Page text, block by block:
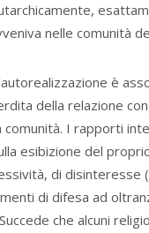
nelle comunità
è
della relazione
comunità. I rapporti
esibizione del
di disinteresse
di difesa ad
che alcuni